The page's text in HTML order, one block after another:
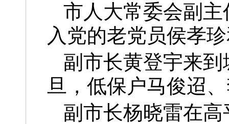
市人大常委会副
入党的老党员侯孝
副市长黄登宇来
旦，低保户马俊迢
副市长杨晓雷在